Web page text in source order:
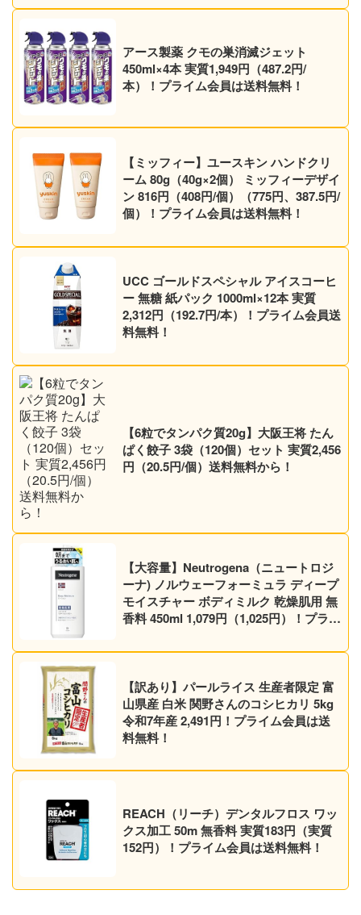
アース製薬 クモの巣消滅ジェット
450ml×4本 実質1,949円（487.2円/
本）！プライム会員は送料無料！
【ミッフィー】ユースキン ハンドクリ
ーム 80g（40g×2個） ミッフィーデザイ
ン 816円（408円/個）（775円、387.5円/
個）！プライム会員は送料無料！
UCC ゴールドスペシャル アイスコーヒ
ー 無糖 紙パック 1000ml×12本 実質
2,312円（192.7円/本）！プライム会員送
料無料！
【6粒でタンパク質20g】大阪王将 たん
ぱく餃子 3袋（120個）セット 実質2,456
円（20.5円/個）送料無料から！
【大容量】Neutrogena（ニュートロジ
ーナ) ノルウェーフォーミュラ ディープ
モイスチャー ボディミルク 乾燥肌用 無
香料 450ml 1,079円（1,025円）！プライ
【訳あり】パールライス 生産者限定 富
山県産 白米 関野さんのコシヒカリ 5kg
令和7年産 2,491円！プライム会員は送
料無料！
REACH（リーチ）デンタルフロス ワッ
クス加工 50m 無香料 実質183円（実質
152円）！プライム会員は送料無料！